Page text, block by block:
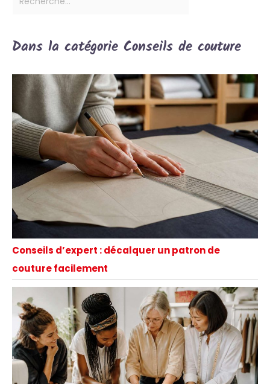
Dans la catégorie Conseils de couture
Conseils d’expert : décalquer un patron de
couture facilement